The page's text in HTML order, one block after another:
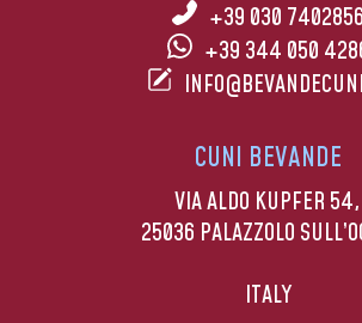
+39 030 7402856
+39 344 050
CUNI BEVANDE
VIA ALDO KUPFER 54,
25036 PALAZZOLO
ITALY